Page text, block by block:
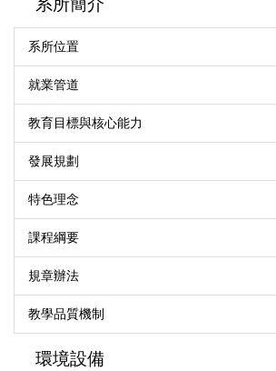
系所位置
就業管道
教育目標與核心能力
發展規劃
特色理念
課程綱要
規章辦法
教學品質機制
環境設備